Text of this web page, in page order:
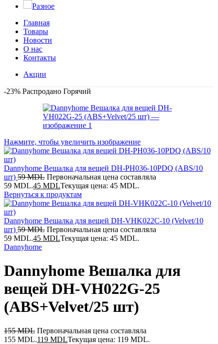
Разное
Главная
Товары
Новости
О нас
Контакты
Акции
-23% Распродано Горячий
Нажмите, чтобы увеличить изображение
Dannyhome Вешалка для вещей DH-PH036-10PDQ (ABS/10
шт) 59MDL Первоначальная цена составляла
59 MDL.45 MDLТекущая цена: 45 MDL.
Вернуться к продуктам
Dannyhome Вешалка для вещей DH-VHK022C-10 (Velvet/10
шт) 59MDL Первоначальная цена составляла
59 MDL.45 MDLТекущая цена: 45 MDL.
Dannyhome
Dannyhome Вешалка для
вещей DH-VH022G-25
(ABS+Velvet/25 шт)
155MDL Первоначальная цена составляла
155 MDL.119 MDLТекущая цена: 119 MDL.